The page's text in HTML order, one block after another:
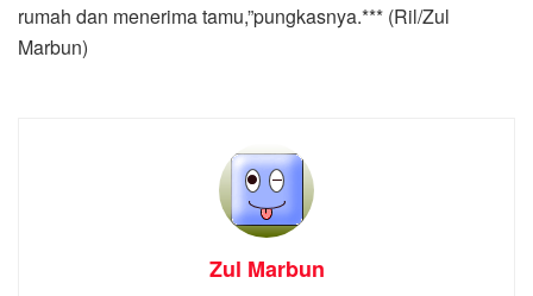
rumah dan menerima tamu,”pungkasnya.*** (Ril/Zul
Marbun)
Zul Marbun